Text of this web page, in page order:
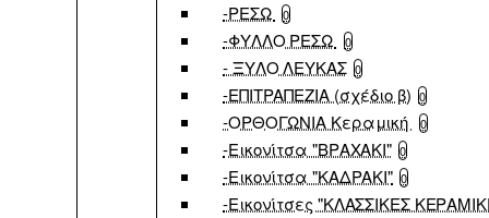
-ΡΕΣΩ 0
-ΦΥΛΛΟ ΡΕΣΩ 0
- ΞΥΛΟ ΛΕΥΚΑΣ 0
-ΕΠΙΤΡΑΠΕΖΙΑ (σχέδιο β) 0
-ΟΡΘΟΓΩΝΙΑ Κεραμική 0
-Εικονίτσα "ΒΡΑΧΑΚΙ" 0
-Εικονίτσα "ΚΑΔΡΑΚΙ" 0
-Εικονίτσες "ΚΛΑΣΣΙΚΕΣ